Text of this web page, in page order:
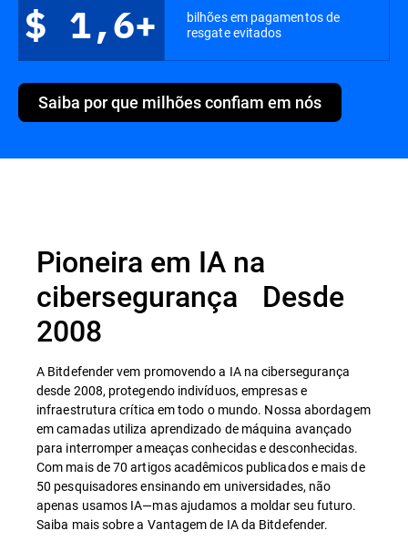
$ 1,6+
bilhões em pagamentos de
resgate evitados
Saiba por que milhões confiam em nós
Pioneira em IA na
cibersegurança Desde
2008
A Bitdefender vem promovendo a IA na cibersegurança
desde 2008, protegendo indivíduos, empresas e
infraestrutura crítica em todo o mundo. Nossa abordagem
em camadas utiliza aprendizado de máquina avançado
para interromper ameaças conhecidas e desconhecidas.
Com mais de 70 artigos acadêmicos publicados e mais de
50 pesquisadores ensinando em universidades, não
apenas usamos IA—mas ajudamos a moldar seu futuro.
Saiba mais sobre a Vantagem de IA da Bitdefender.